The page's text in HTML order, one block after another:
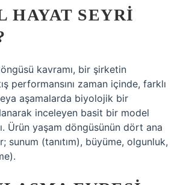
HAYAT SEYRI
kavramı, bir şirketin
performansını zaman içinde, farklı
aşamalarda biyolojik bir
inceleyen basit bir model
Ürün yaşam döngüsünün dört ana
sunum (tanıtım), büyüme, olgunluk,